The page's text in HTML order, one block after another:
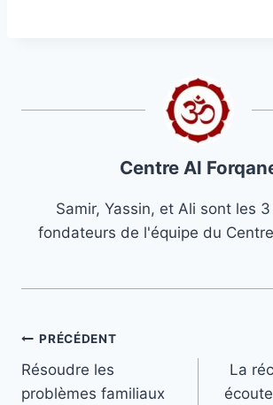
Centre Al
Samir, Yassin, et Ali sont les
fondateurs de l'équipe du
Navigation
de
PRÉCÉDENT
Résoudre les
problèmes familiaux
La